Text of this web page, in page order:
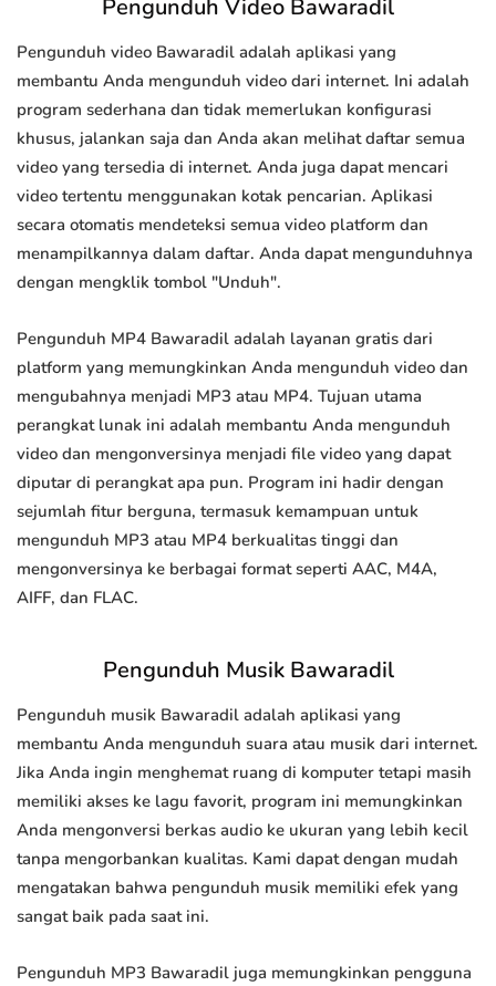
Pengunduh Video Bawaradil
Pengunduh video Bawaradil adalah aplikasi yang
membantu Anda mengunduh video dari internet. Ini adalah
program sederhana dan tidak memerlukan konfigurasi
khusus, jalankan saja dan Anda akan melihat daftar semua
video yang tersedia di internet. Anda juga dapat mencari
video tertentu menggunakan kotak pencarian. Aplikasi
secara otomatis mendeteksi semua video platform dan
menampilkannya dalam daftar. Anda dapat mengunduhnya
dengan mengklik tombol "Unduh".
Pengunduh MP4 Bawaradil adalah layanan gratis dari
platform yang memungkinkan Anda mengunduh video dan
mengubahnya menjadi MP3 atau MP4. Tujuan utama
perangkat lunak ini adalah membantu Anda mengunduh
video dan mengonversinya menjadi file video yang dapat
diputar di perangkat apa pun. Program ini hadir dengan
sejumlah fitur berguna, termasuk kemampuan untuk
mengunduh MP3 atau MP4 berkualitas tinggi dan
mengonversinya ke berbagai format seperti AAC, M4A,
AIFF, dan FLAC.
Pengunduh Musik Bawaradil
Pengunduh musik Bawaradil adalah aplikasi yang
membantu Anda mengunduh suara atau musik dari internet.
Jika Anda ingin menghemat ruang di komputer tetapi masih
memiliki akses ke lagu favorit, program ini memungkinkan
Anda mengonversi berkas audio ke ukuran yang lebih kecil
tanpa mengorbankan kualitas. Kami dapat dengan mudah
mengatakan bahwa pengunduh musik memiliki efek yang
sangat baik pada saat ini.
Pengunduh MP3 Bawaradil juga memungkinkan pengguna